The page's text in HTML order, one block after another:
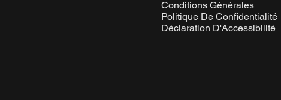
Conditions Générales
Politique De Confidentialité
Déclaration D'Accessibilité